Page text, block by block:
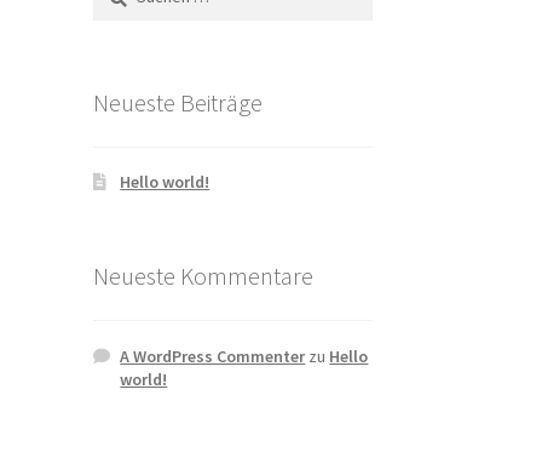
nach:
Neueste Beiträge
Hello world!
Neueste Kommentare
A WordPress Commenterzu Hello
world!